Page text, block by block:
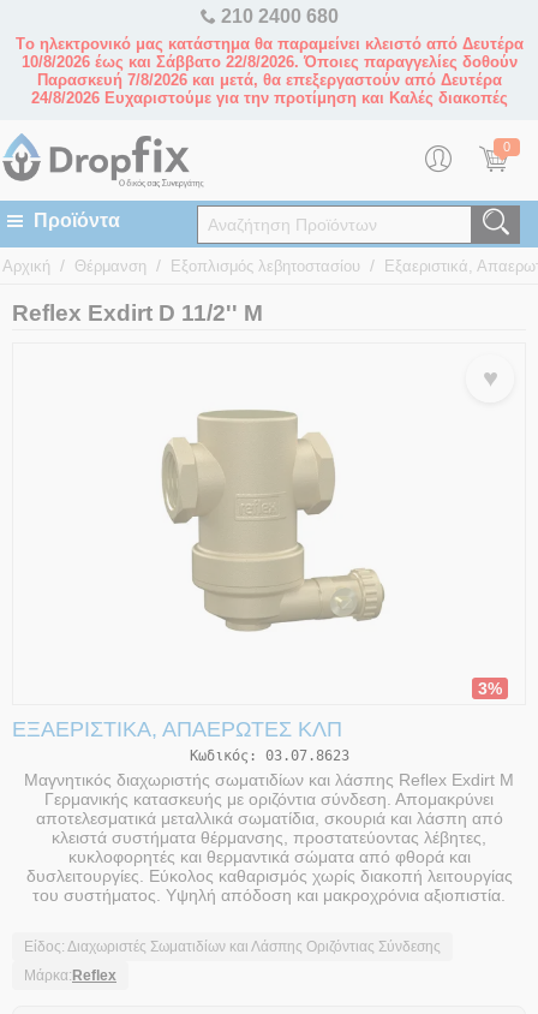
210 2400 680
Tο ηλεκτρονικό μας κατάστημα θα παραμείνει κλειστό από Δευτέρα
10/8/2026 έως και Σάββατο 22/8/2026. Όποιες παραγγελίες δοθούν
Παρασκευή 7/8/2026 και μετά, θα επεξεργαστούν από Δευτέρα
24/8/2026 Ευχαριστούμε για την προτίμηση και Καλές διακοπές
0
Αρχική / Θέρμανση / Εξοπλισμός λεβητοστασίου / Εξαεριστικά,
Reflex Exdirt D 11/2'' M
♥
3%
ΕΞΑΕΡΙΣΤΙΚΆ, ΑΠΑΕΡΩΤΈΣ ΚΛΠ
Κωδικός: 03.07.8623
Μαγνητικός διαχωριστής σωματιδίων και λάσπης Reflex Exdirt M
Γερμανικής κατασκευής με οριζόντια σύνδεση. Απομακρύνει
αποτελεσματικά μεταλλικά σωματίδια, σκουριά και λάσπη από
κλειστά συστήματα θέρμανσης, προστατεύοντας λέβητες,
κυκλοφορητές και θερμαντικά σώματα από φθορά και
δυσλειτουργίες. Εύκολος καθαρισμός χωρίς διακοπή λειτουργίας
του συστήματος. Υψηλή απόδοση και μακροχρόνια αξιοπιστία.
Είδος: Διαχωριστές Σωματιδίων και Λάσπης Οριζόντιας Σύνδεσης
Μάρκα: Reflex